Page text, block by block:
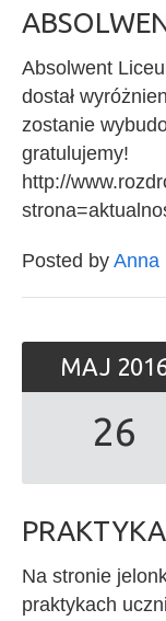
Absolwent
dostał
zostanie
gratulujemy!
http://
Posted by Anna
MAJ
26
Na stronie
praktykach